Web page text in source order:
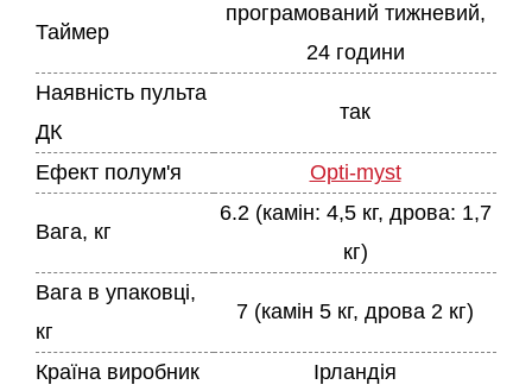
Таймер
програмований тижневий,
24 години
Наявність пульта
ДК
так
Ефект полум'я Opti-myst
Вага, кг
6.2 (камін: 4,5 кг, дрова: 1,7
кг)
Вага в упаковці,
кг
7 (камін 5 кг, дрова 2 кг)
Країна виробник
Ірландія